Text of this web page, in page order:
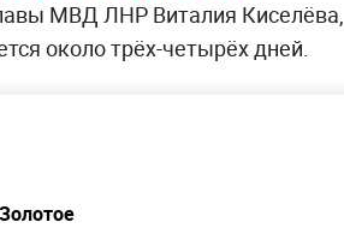
МВД ЛНР Виталия Киселёва,
около трёх-четырёх дней.